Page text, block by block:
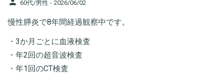
person 60代/男性 - 2026/06/02
慢性膵炎で8年間経過観察中です。
・3か月ごとに血液検査
・年2回の超音波検査
・年1回のCT検査